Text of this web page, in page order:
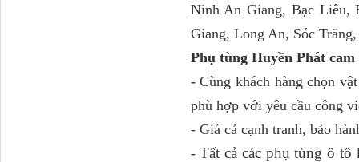
Ninh An Giang, Bạc Liêu,
Giang, Long An, Sóc
Phụ tùng Huyền Phát
-Cùng khách hàng chọn
phù hợp với yêu cầu công
- Giá cả cạnh tranh, bảo
-Tất cả các phụ tùng ô